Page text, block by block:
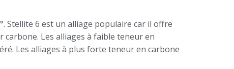
Stellite 6 est un alliage populaire car il offre
Les alliages à faible teneur en
Les alliages à plus forte teneur en carbone